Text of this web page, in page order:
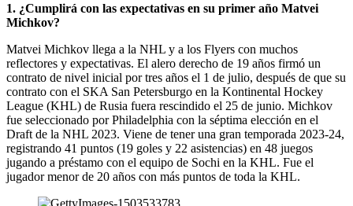
1. ¿Cumplirá con las expectativas en su primer año Matvei
Michkov?
Matvei Michkov llega a la NHL y a los Flyers con muchos
reflectores y expectativas. El alero derecho de 19 años firmó un
contrato de nivel inicial por tres años el 1 de julio, después de que su
contrato con el SKA San Petersburgo en la Kontinental Hockey
League (KHL) de Rusia fuera rescindido el 25 de junio. Michkov
fue seleccionado por Philadelphia con la séptima elección en el
Draft de la NHL 2023. Viene de tener una gran temporada 2023-24,
registrando 41 puntos (19 goles y 22 asistencias) en 48 juegos
jugando a préstamo con el equipo de Sochi en la KHL. Fue el
jugador menor de 20 años con más puntos de toda la KHL.